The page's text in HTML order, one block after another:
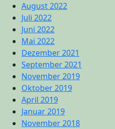
August 2022
Juli 2022
Juni 2022
Mai 2022
Dezember 2021
September 2021
November 2019
Oktober 2019
April 2019
Januar 2019
November 2018